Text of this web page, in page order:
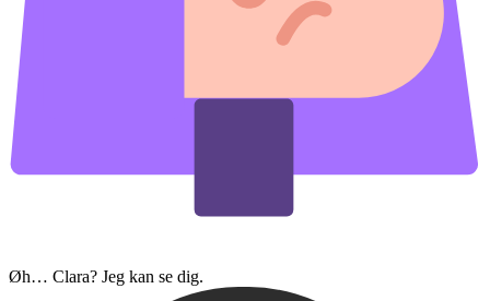
Øh… Clara? Jeg kan se dig.